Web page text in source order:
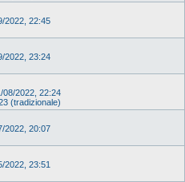
2022, 22:45
2022, 23:24
08/2022, 22:24
(tradizionale)
2022, 20:07
2022, 23:51